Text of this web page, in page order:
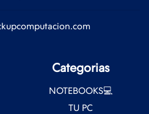
Categorias
NOTEBOOKS💻
TU PC